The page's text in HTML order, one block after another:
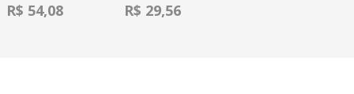
R$ 54,08 R$ 29,56